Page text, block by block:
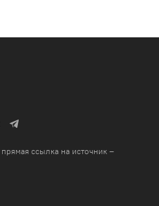
ссылка на источник –